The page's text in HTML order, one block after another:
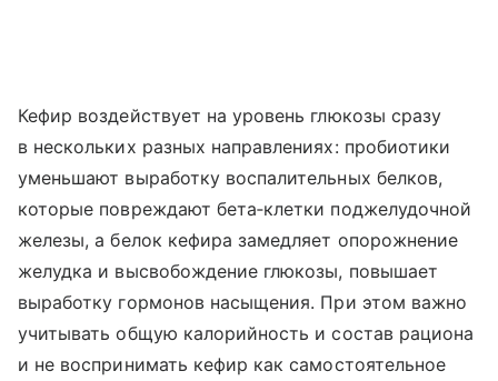
Кефир воздействует на уровень глюкозы сразу
в нескольких разных направлениях: пробиотики
уменьшают выработку воспалительных белков,
которые повреждают бета‑клетки поджелудочной
железы, а белок кефира замедляет опорожнение
желудка и высвобождение глюкозы, повышает
выработку гормонов насыщения. При этом важно
учитывать общую калорийность и состав рациона
и не воспринимать кефир как самостоятельное